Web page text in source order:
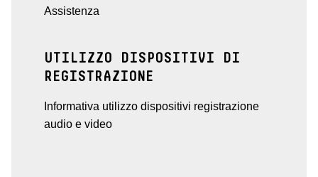
Assistenza
UTILIZZO DISPOSITIVI DI
REGISTRAZIONE
Informativa utilizzo dispositivi registrazione
audio e video